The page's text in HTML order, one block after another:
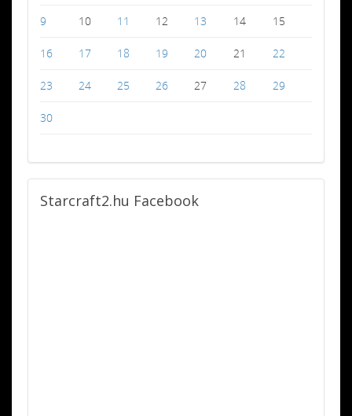
9 10 11 12 13 14 15
16 17 18 19 20 21 22
23 24 25 26 27 28 29
30
Starcraft2.hu Facebook